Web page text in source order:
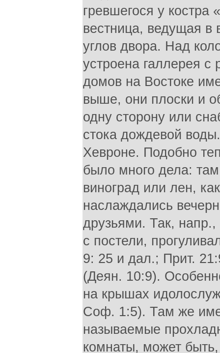
гревшегося у
вестница, ведущая в
углов двора. Над
устроена галлерея
домов на Востоке
выше, они плоски и
одну сторону или
стока дождевой
Хевроне. Подобно
было много дела:
виноград или лен,
наслаждались
друзьями. Так,
с постели,
9: 25 и дал.; Прит.
(Деян. 10:9).
на крышах
Соф. 1:5). Там же
называемые
комнаты, может